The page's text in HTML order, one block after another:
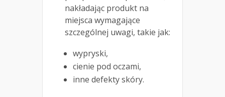
nakładając produkt na
miejsca wymagające
szczególnej uwagi, takie jak:
wypryski,
cienie pod oczami,
inne defekty skóry.